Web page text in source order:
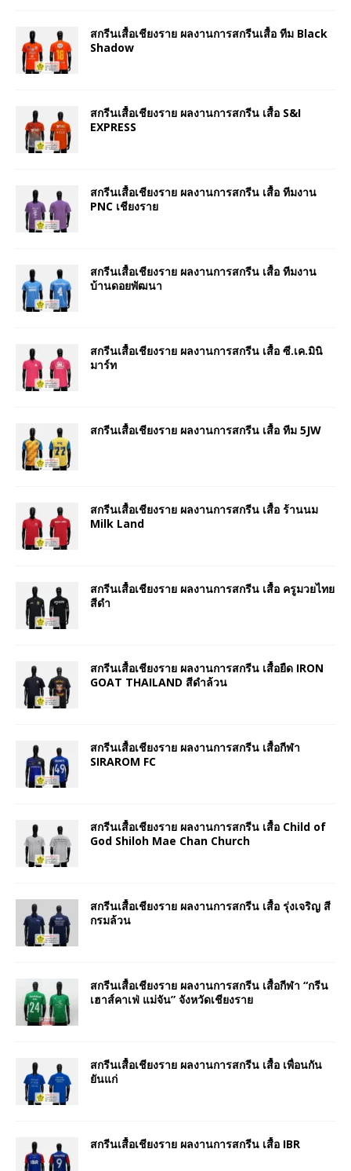
สกรีนเสื้อเชียงราย ผลงานการสกรีนเสื้อ ทีม Black
Shadow
สกรีนเสื้อเชียงราย ผลงานการสกรีน เสื้อ S&I
EXPRESS
สกรีนเสื้อเชียงราย ผลงานการสกรีน เสื้อ ทีมงาน
PNC เชียงราย
สกรีนเสื้อเชียงราย ผลงานการสกรีน เสื้อ ทีมงาน
บ้านดอยพัฒนา
สกรีนเสื้อเชียงราย ผลงานการสกรีน เสื้อ ซี.เค.มินิ
มาร์ท
สกรีนเสื้อเชียงราย ผลงานการสกรีน เสื้อ ทีม 5JW
สกรีนเสื้อเชียงราย ผลงานการสกรีน เสื้อ ร้านนม
Milk Land
สกรีนเสื้อเชียงราย ผลงานการสกรีน เสื้อ ครูมวยไทย
สีดำ
สกรีนเสื้อเชียงราย ผลงานการสกรีน เสื้อยืด IRON
GOAT THAILAND สีดำล้วน
สกรีนเสื้อเชียงราย ผลงานการสกรีน เสื้อกีฬา
SIRAROM FC
สกรีนเสื้อเชียงราย ผลงานการสกรีน เสื้อ Child of
God Shiloh Mae Chan Church
สกรีนเสื้อเชียงราย ผลงานการสกรีน เสื้อ รุ่งเจริญ สี
กรมล้วน
สกรีนเสื้อเชียงราย ผลงานการสกรีน เสื้อกีฬา “กรีน
เฮาส์คาเฟ่ แม่จัน” จังหวัดเชียงราย
สกรีนเสื้อเชียงราย ผลงานการสกรีน เสื้อ เพื่อนกัน
ยันแก่
สกรีนเสื้อเชียงราย ผลงานการสกรีน เสื้อ IBR